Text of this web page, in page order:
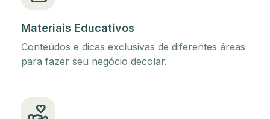
Materiais Educativos
Conteúdos e dicas exclusivas de diferentes áreas
para fazer seu negócio decolar.